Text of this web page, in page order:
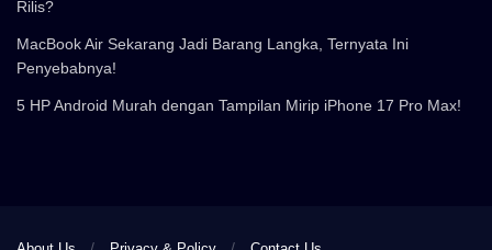
Rilis?
MacBook Air Sekarang Jadi Barang Langka, Ternyata Ini
Penyebabnya!
5 HP Android Murah dengan Tampilan Mirip iPhone 17 Pro Max!